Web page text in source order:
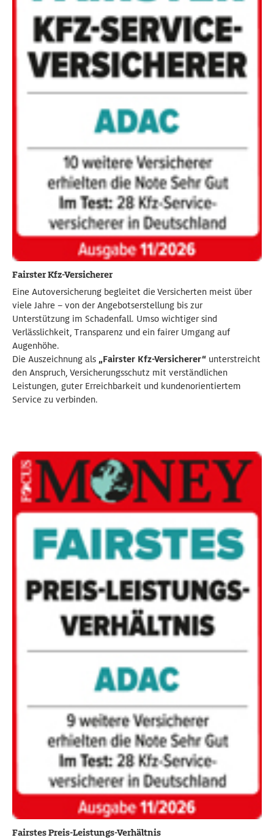
Fairster Kfz-Versicherer
Eine Autoversicherung begleitet die Versicherten meist über
viele Jahre – von der Angebotserstellung bis zur
Unterstützung im Schadenfall. Umso wichtiger sind
Verlässlichkeit, Transparenz und ein fairer Umgang auf
Augenhöhe.
Die Auszeichnung als „Fairster Kfz-Versicherer“ unterstreicht
den Anspruch, Versicherungsschutz mit verständlichen
Leistungen, guter Erreichbarkeit und kundenorientiertem
Service zu verbinden.
Fairstes Preis-Leistungs-Verhältnis